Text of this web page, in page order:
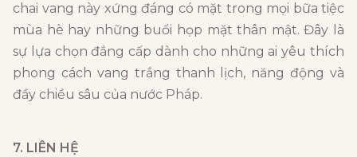
chai vang này xứng đáng có mặt trong mọi bữa tiệc
mùa hè hay những buổi họp mặt thân mật. Đây là
sự lựa chọn đẳng cấp dành cho những ai yêu thích
phong cách vang trắng thanh lịch, năng động và
đầy chiều sâu của nước Pháp.
7. LIÊN HỆ